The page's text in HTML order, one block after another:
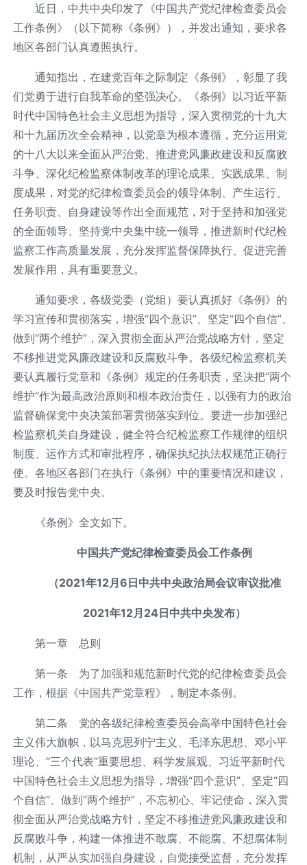
近日，中共中央印发了《中国共产党纪律检查委员会
工作条例》（以下简称《条例》），并发出通知，要求各
地区各部门认真遵照执行。
通知指出，在建党百年之际制定《条例》，彰显了我
们党勇于进行自我革命的坚强决心。《条例》以习近平新
时代中国特色社会主义思想为指导，深入贯彻党的十九大
和十九届历次全会精神，以党章为根本遵循，充分运用党
的十八大以来全面从严治党、推进党风廉政建设和反腐败
斗争、深化纪检监察体制改革的理论成果、实践成果、制
度成果，对党的纪律检查委员会的领导体制、产生运行、
任务职责、自身建设等作出全面规范，对于坚持和加强党
的全面领导、坚持党中央集中统一领导，推进新时代纪检
监察工作高质量发展，充分发挥监督保障执行、促进完善
发展作用，具有重要意义。
通知要求，各级党委（党组）要认真抓好《条例》的
学习宣传和贯彻落实，增强“四个意识”、坚定“四个自信”、
做到“两个维护”，深入贯彻全面从严治党战略方针，坚定
不移推进党风廉政建设和反腐败斗争。各级纪检监察机关
要认真履行党章和《条例》规定的任务职责，坚决把“两个
维护”作为最高政治原则和根本政治责任，以强有力的政治
监督确保党中央决策部署贯彻落实到位。要进一步加强纪
检监察机关自身建设，健全符合纪检监察工作规律的组织
制度、运作方式和审批程序，确保执纪执法权规范正确行
使。各地区各部门在执行《条例》中的重要情况和建议，
要及时报告党中央。
《条例》全文如下。
中国共产党纪律检查委员会工作条例
（2021年12月6日中共中央政治局会议审议批准
2021年12月24日中共中央发布）
第一章 总则
第一条 为了加强和规范新时代党的纪律检查委员会
工作，根据《中国共产党章程》，制定本条例。
第二条 党的各级纪律检查委员会高举中国特色社会
主义伟大旗帜，以马克思列宁主义、毛泽东思想、邓小平
理论、“三个代表”重要思想、科学发展观、习近平新时代
中国特色社会主义思想为指导，增强“四个意识”、坚定“四
个自信”、做到“两个维护”，不忘初心、牢记使命，深入贯
彻全面从严治党战略方针，坚定不移推进党风廉政建设和
反腐败斗争，构建一体推进不敢腐、不能腐、不想腐体制
机制，从严从实加强自身建设，自觉接受监督，充分发挥